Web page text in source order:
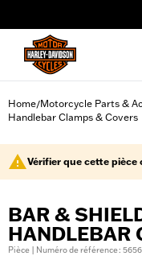
Home/Motorcycle Parts &
Handlebar Clamps & Covers
Vérifier que cette pièce
BAR &
HANDLEBAR
Pièce | Numéro de référence :